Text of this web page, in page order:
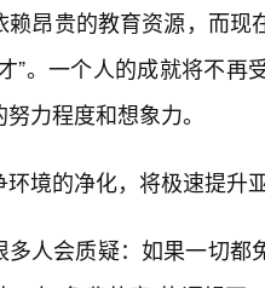
赖昂贵的教育资源，而
”。一个人的成就将不
力程度和想象力。
环境的净化，将极速提升
多人会质疑：如果一切